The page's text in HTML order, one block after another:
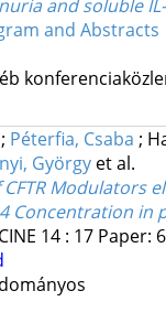
and soluble
and Abstracts
; Péterfia, Csaba ;
György et al.
Concentration in
14: 17 Paper: